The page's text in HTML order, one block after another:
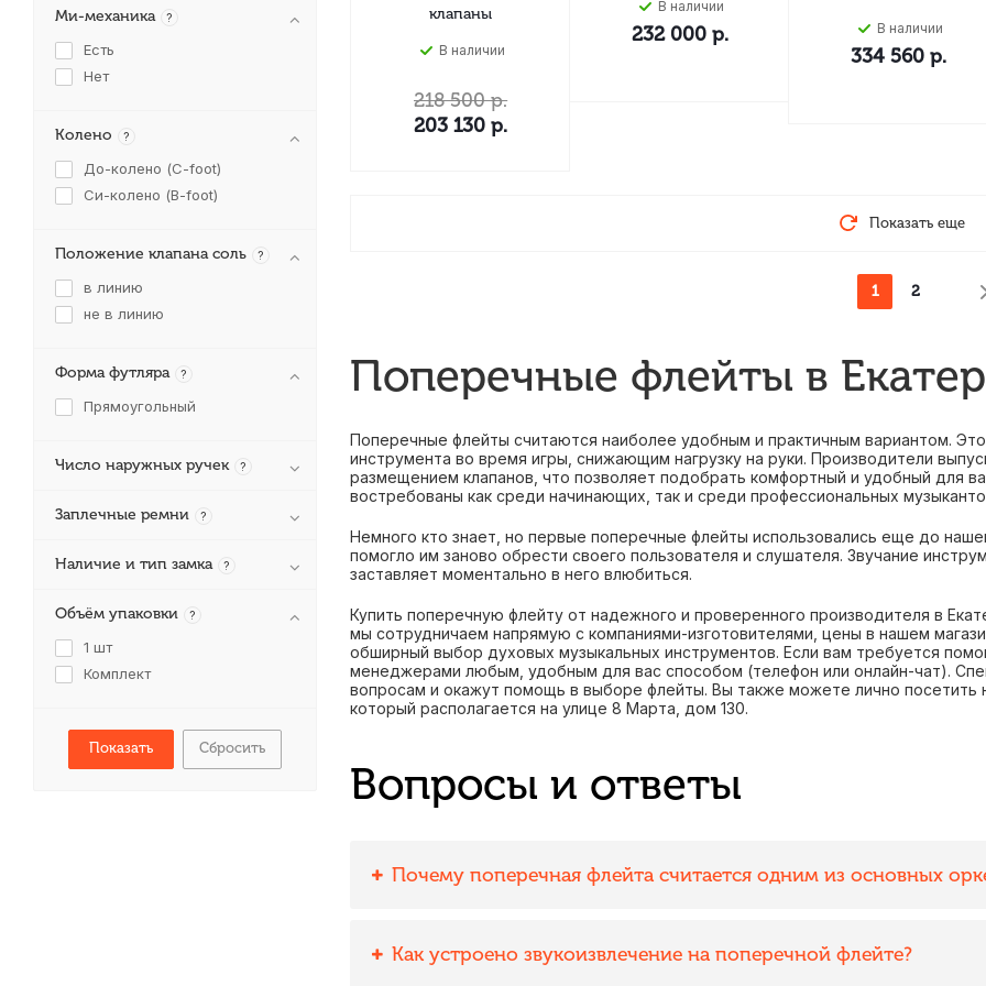
клапаны
В наличии
203 130 р.
218 500р.
В наличии
232 000р. В наличии
334 560 р.
Показать еще
1 2
Поперечные флейты в
Поперечные флейты считаются наиболее удобным и практичным вариантом.
инструмента во время игры, снижающим нагрузку на руки. Производители
размещением клапанов, что позволяет подобрать комфортный и удобный для
востребованы как среди начинающих, так и среди профессиональных
Немного кто знает, но первые поперечные флейты использовались еще до
помогло им заново обрести своего пользователя и слушателя. Звучание
заставляет моментально в него влюбиться.
Купить поперечную флейту от надежного и проверенного производителя в
мы сотрудничаем напрямую с компаниями-изготовителями, цены в нашем
обширный выбор духовых музыкальных инструментов. Если вам требуется
менеджерами любым, удобным для вас способом (телефон или онлайн-чат).
вопросам и окажут помощь в выборе флейты. Вы также можете лично посетить
который располагается на улице 8 Марта, дом 130.
Вопросы и ответы
Почему поперечная флейта считается одним из основных
Как устроено звукоизвлечение на поперечной флейте?
Ми-механика ?
Есть
Нет
Колено ?
До-колено (С-foot)
Си-колено (B-foot)
Положение клапана соль ?
в линию
не в линию
Форма футляра ?
Прямоугольный
Число наружных ручек ?
Заплечные ремни ?
Наличие и тип замка ?
Объём упаковки ?
1 шт
Комплект
Сбросить